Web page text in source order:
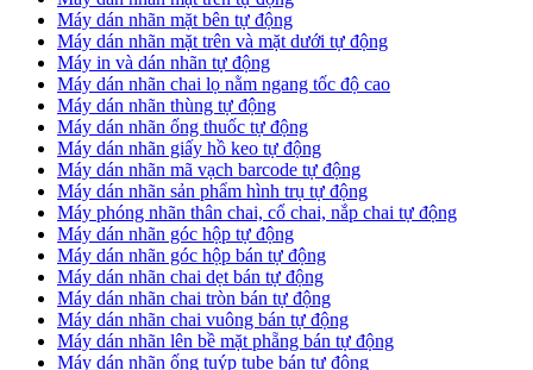
​Máy dán nhãn mặt bên tự động
​Máy dán nhãn mặt trên và mặt dưới tự động
Máy in và dán nhãn tự động
Máy dán nhãn chai lọ nằm ngang tốc độ cao
​Máy dán nhãn thùng tự động
Máy dán nhãn ống thuốc tự động
​Máy dán nhãn giấy hồ keo tự động
​Máy dán nhãn mã vạch barcode tự động
​Máy dán nhãn sản phẩm hình trụ tự động
Máy phóng nhãn thân chai, cổ chai, nắp chai tự động
​Máy dán nhãn góc hộp tự động
Máy dán nhãn góc hộp bán tự động
​Máy dán nhãn chai dẹt bán tự động
Máy dán nhãn chai tròn bán tự động
Máy dán nhãn chai vuông bán tự động
Máy dán nhãn lên bề mặt phẵng bán tự động
​Máy dán nhãn ống tuýp tube bán tự động